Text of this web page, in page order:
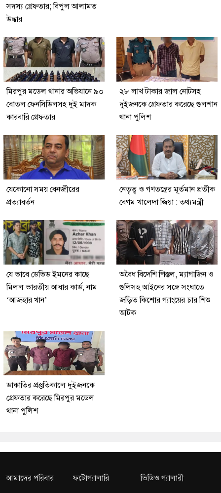
সদস্য গ্রেফতার; বিপুল আলামত
উদ্ধার
মিরপুর মডেল থানার অভিযানে ৯০
বোতল ফেনসিডিলসহ দুই মাদক
কারবারি গ্রেফতার
২৮ লাখ টাকার জাল নোটসহ
দুইজনকে গ্রেফতার করেছে গুলশান
থানা পুলিশ
যেকোনো সময় বেনজীরের
প্রত্যাবর্তন
নেতৃত্ব ও গণতন্ত্রের মূর্তমান প্রতীক
বেগম খালেদা জিয়া : তথ্যমন্ত্রী
যে ভাবে ডেভিড ইমনের কাছে
মিলল ভারতীয় আধার কার্ড, নাম
‘আজহার খান’
অবৈধ বিদেশি পিস্তল, ম্যাগাজিন ও
গুলিসহ আইনের সঙ্গে সংঘাতে
জড়িত কিশোর গ্যাংয়ের চার শিশু
আটক
ডাকাতির প্রস্তুতিকালে দুইজনকে
গ্রেফতার করেছে মিরপুর মডেল
থানা পুলিশ
আমাদের পরিবার ফটোগ্যালারি ভিডিও গ্যালারী